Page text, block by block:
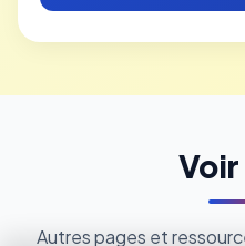
Voir
Autres pages et